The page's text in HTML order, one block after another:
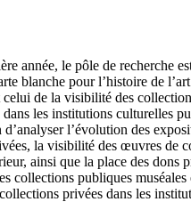
année, le pôle de recherche
blanche pour l’histoire de
celui de la visibilité des
les institutions culturelles
l’évolution des
la visibilité des œuvres de
ainsi que la place des dons
collections publiques muséales
privées dans les